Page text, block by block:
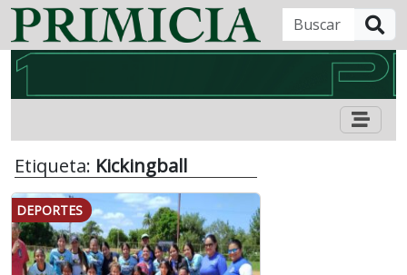
Etiqueta: Kickingball
DEPORTES